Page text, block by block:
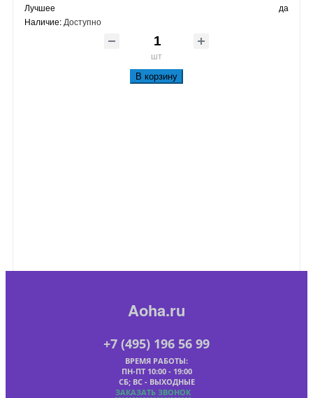
Лучшее
да
Наличие: Доступно
шт
В корзину
Aoha.ru
+7 (495) 196 56 99
ВРЕМЯ РАБОТЫ:
ПН-ПТ 10:00 - 19:00
СБ; ВС - ВЫХОДНЫЕ
ЗАКАЗАТЬ ЗВОНОК